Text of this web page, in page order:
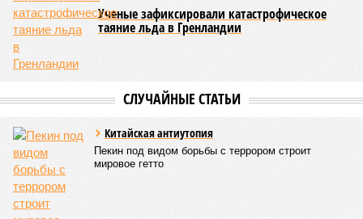
Ученые зафиксировали катастрофическое
таяние льда в Гренландии
СЛУЧАЙНЫЕ СТАТЬИ
Китайская антиутопия
Пекин под видом борьбы с террором строит
мировое гетто